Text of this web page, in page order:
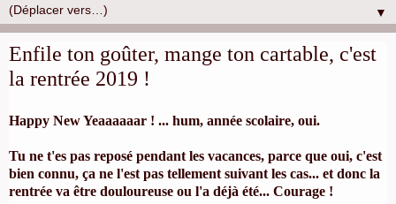
▼
Enfile ton goûter, mange ton cartable, c'est
la rentrée 2019 !
Happy New Yeaaaaaar ! ... hum, année scolaire, oui.
Tu ne t'es pas reposé pendant les vacances, parce que oui, c'est
bien connu, ça ne l'est pas tellement suivant les cas... et donc la
rentrée va être douloureuse ou l'a déjà été... Courage !